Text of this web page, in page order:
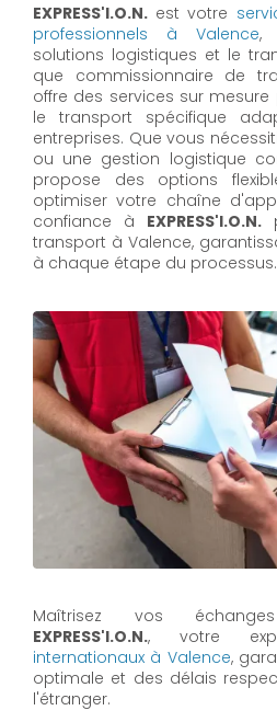
EXPRESS'I.O.N. est votre
professionnels à Valence,
solutions logistiques et le
que commissionnaire de
offre des services sur
le transport spécifique
entreprises. Que vous
ou une gestion logistique
propose des options
optimiser votre chaîne
confiance à EXPRESS'I.O.N.
transport à Valence,
à chaque étape du processus.
Maîtrisez vos
EXPRESS'I.O.N., votre
internationaux à Valence,
optimale et des délais
l'étranger.